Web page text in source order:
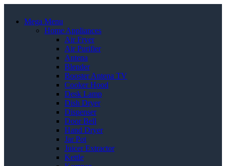
Mega Menu
Home Appliances
Air Fryer
Air Purifier
Antena
Blender
Booster Antena TV
Cooker Hood
Desk Lamp
Dish Dryer
Dispenser
Door Bell
Hand Dryer
Jar Pot
Juicer Extractor
Kettle